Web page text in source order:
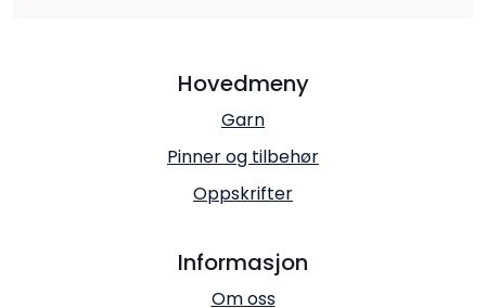
Hovedmeny
Garn
Pinner og tilbehør
Oppskrifter
Informasjon
Om oss